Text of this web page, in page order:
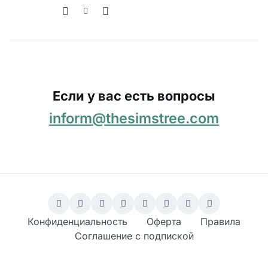
Если у вас есть вопросы
inform@thesimstree.com
Конфиденциальность Оферта
Правила
Соглашение с подпиской